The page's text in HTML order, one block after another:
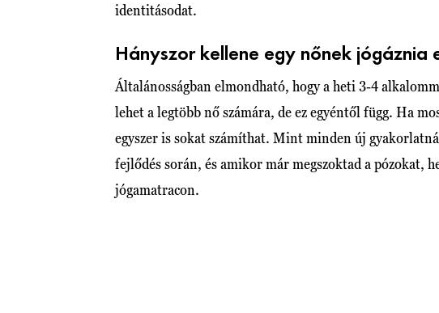
identitásodat.
Hányszor kellene egy nőnek jógáznia
Általánosságban elmondható, hogy a heti 3-4
lehet a legtöbb nő számára, de ez egyéntől függ. Ha
egyszer is sokat számíthat. Mint minden új
fejlődés során, és amikor már megszoktad a pózokat,
jógamatracon.